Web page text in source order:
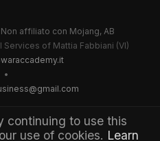
continuing to use this
use of cookies. Learn
affiliato con Mojang, AB
of Mattia Fabbiani (VI)
•
Administrators